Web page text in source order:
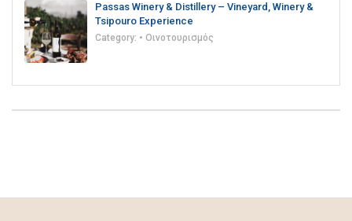
Passas Winery & Distillery – Vineyard, Winery &
Tsipouro Experience
Category: • Οινοτουρισμός